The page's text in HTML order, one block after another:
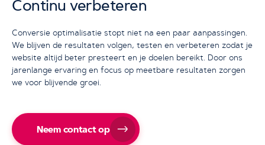
Continu verbeteren
Conversie optimalisatie stopt niet na een paar aanpassingen.
We blijven de resultaten volgen, testen en verbeteren zodat je
website altijd beter presteert en je doelen bereikt. Door ons
jarenlange ervaring en focus op meetbare resultaten zorgen
we voor blijvende groei.
Neem contact op